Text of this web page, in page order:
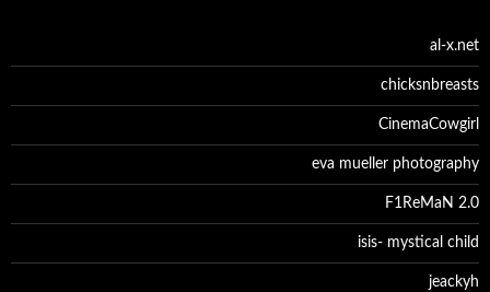
al-x.net
chicksnbreasts
CinemaCowgirl
eva mueller photography
F1ReMaN 2.0
isis- mystical child
jeackyh